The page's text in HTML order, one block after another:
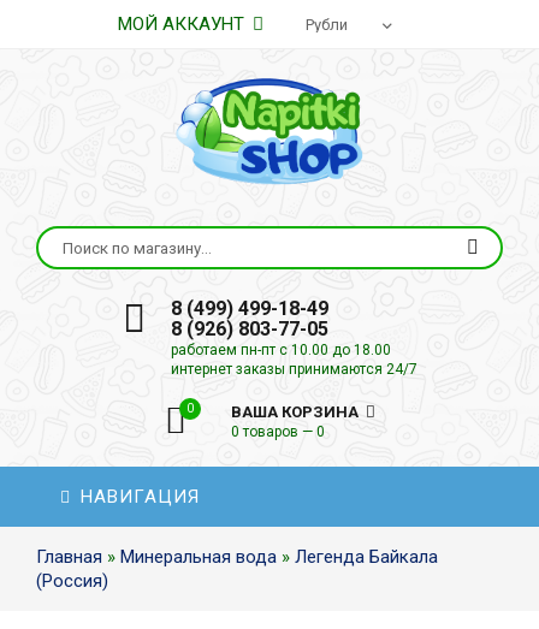
МОЙ АККАУНТ
8 (499) 499-18-49
8 (926) 803-77-05
работаем пн-пт с 10.00 до 18.00
интернет заказы принимаются 24/7
0 ВАША КОРЗИНА
0 товаров — 0
НАВИГАЦИЯ
Главная » Минеральная вода » Легенда Байкала
(Россия)